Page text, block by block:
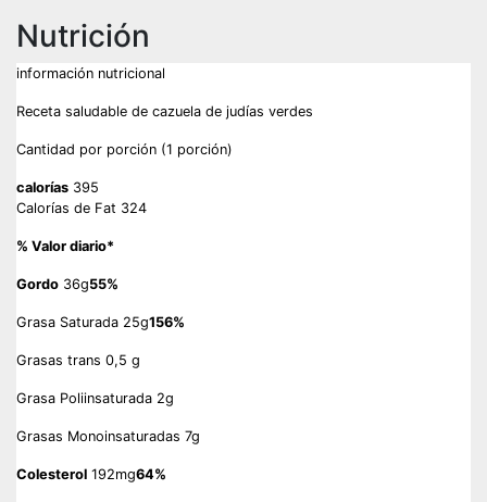
Nutrición
información nutricional
Receta saludable de cazuela de judías verdes
Cantidad por porción (1 porción)
calorías 395
Calorías de Fat 324
% Valor diario*
Gordo 36g55%
Grasa Saturada 25g156%
Grasas trans 0,5 g
Grasa Poliinsaturada 2g
Grasas Monoinsaturadas 7g
Colesterol 192mg64%